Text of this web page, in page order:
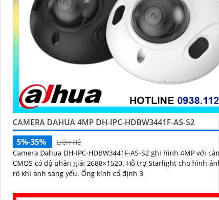
CAMERA DAHUA 4MP DH-IPC-HDBW3441F-AS-S2
5%-35%
Liên Hệ
Camera Dahua DH-IPC-HDBW3441F-AS-S2 ghi hình 4MP với
CMOS có độ phân giải 2688×1520. Hỗ trợ Starlight cho hình ảnh sáng
rõ khi ánh sáng yếu. Ống kính cố định 3